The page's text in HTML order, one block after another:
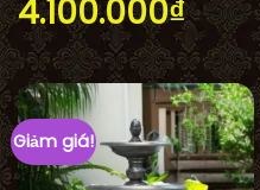
Giá
gốc
là:
4.479.000₫.
4.100.000₫Giá
hiện
tại
là:
Giảm giá!